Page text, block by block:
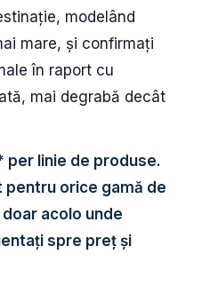
modelând
mare, și confirmați
în raport cu
mai degrabă decât
per linie de produse.
pentru orice gamă de
acolo unde
spre preț și